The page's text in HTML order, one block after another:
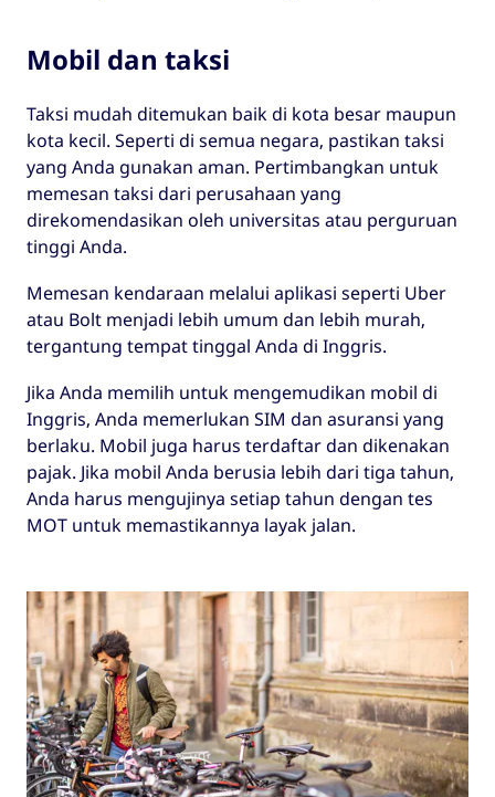
Mobil dan taksi
Taksi mudah ditemukan baik di kota besar maupun
kota kecil. Seperti di semua negara, pastikan taksi
yang Anda gunakan aman. Pertimbangkan untuk
memesan taksi dari perusahaan yang
direkomendasikan oleh universitas atau perguruan
tinggi Anda.
Memesan kendaraan melalui aplikasi seperti Uber
atau Bolt menjadi lebih umum dan lebih murah,
tergantung tempat tinggal Anda di Inggris.
Jika Anda memilih untuk mengemudikan mobil di
Inggris, Anda memerlukan SIM dan asuransi yang
berlaku. Mobil juga harus terdaftar dan dikenakan
pajak. Jika mobil Anda berusia lebih dari tiga tahun,
Anda harus mengujinya setiap tahun dengan tes
MOT untuk memastikannya layak jalan.